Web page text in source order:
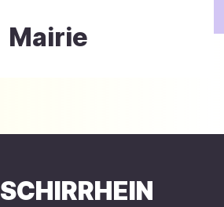
Mairie
SCHIRRHEIN